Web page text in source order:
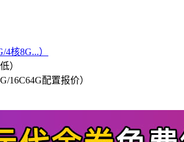
核8G...）
）
16C64G配置报价）